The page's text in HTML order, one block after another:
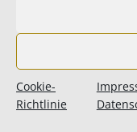
Cookie-
Richtlinie